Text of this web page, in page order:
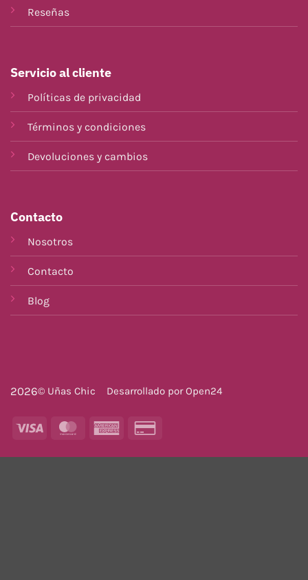
Reseñas
Servicio al cliente
Políticas de privacidad
Términos y condiciones
Devoluciones y cambios
Contacto
Nosotros
Contacto
Blog
2026© Uñas Chic Desarrollado porOpen24
Visa MasterCardAmerican